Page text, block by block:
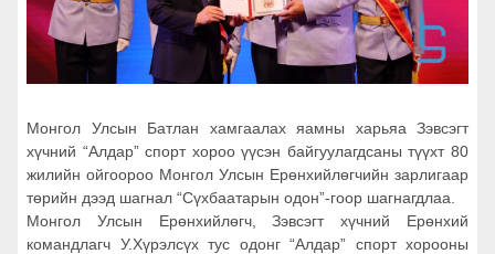
Монгол Улсын Батлан хамгаалах яамны харьяа Зэвсэгт
хүчний “Алдар” спорт хороо үүсэн байгуулагдсаны түүхт 80
жилийн ойгоороо Монгол Улсын Ерөнхийлөгчийн зарлигаар
төрийн дээд шагнал “Сүхбаатарын одон”-гоор шагнагдлаа.
Монгол Улсын Ерөнхийлөгч, Зэвсэгт хүчний Ерөнхий
командлагч У.Хүрэлсүх тус одонг “Алдар” спорт хорооны